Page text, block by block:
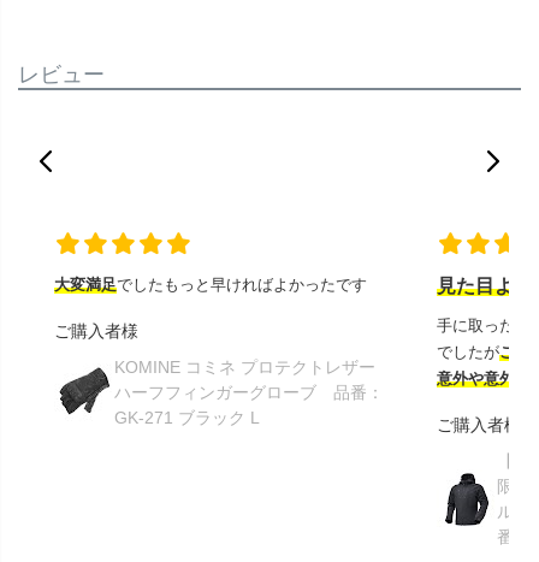
レビュー
大変満足でしたもっと早ければよかったです
ご購入者様
KOMINE コミネ プロテクトレザー
ハーフフィンガーグローブ 品番：
GK-271 ブラック L
見た目より
手に取ったと
でしたがこの
意外や意外ス
ご購入者様
限り
ルメ
番：